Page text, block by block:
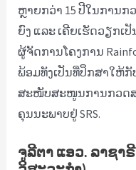
ຫຼາຍກວ່າ 15 ປີໃນການ
ຍົງ ແລະ ເຄີຍເຮັດວຽກເ
ຜູ້ຈັດການໂຄງການ
ພ້ອມທັງເປັນທີ່ປຶກສາໃຫ້ກັບ
ສະໜັບສະໜູນການກວດສ
ຄຸນນະພາບຢູ່ SRS.
ຈູລີຕາ ແອວ. ລາຊາຣີ